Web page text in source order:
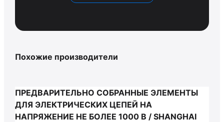
Похожие производители
ПРЕДВАРИТЕЛЬНО СОБРАННЫЕ ЭЛЕМЕНТЫ
ДЛЯ ЭЛЕКТРИЧЕСКИХ ЦЕПЕЙ НА
НАПРЯЖЕНИЕ НЕ БОЛЕЕ 1000 В / SHANGHAI